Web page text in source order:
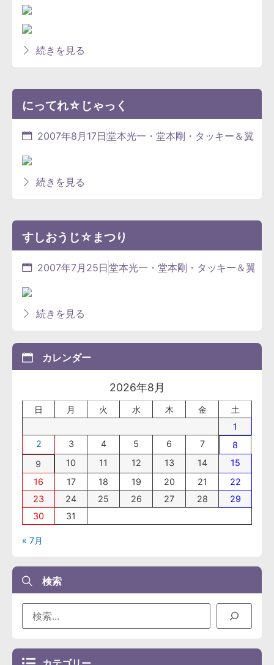
続きを見る
にってれ☆じゃっく
2007年8月17日 堂本光一・堂本剛・タッキー＆翼
続きを見る
すしおうじ☆まつり
2007年7月25日 堂本光一・堂本剛・タッキー＆翼
続きを見る
カレンダー
2026年8月
日 月 火 水 木 金
土
1
2
3 4 5 6 7
8
9
10 11 12 13 14
15
16
17 18 19 20 21
22
23
24 25 26 27 28
29
30
31
« 7月
検索